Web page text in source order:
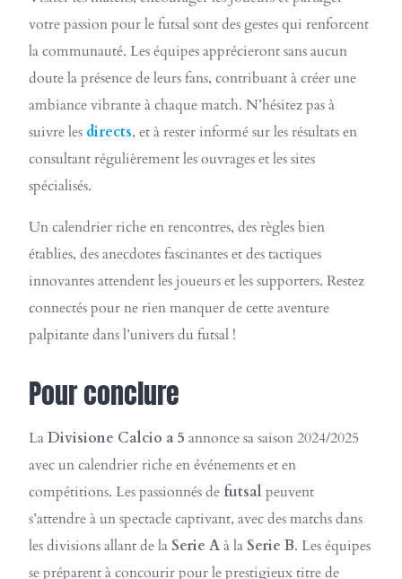
votre passion pour le futsal sont des gestes qui renforcent
la communauté. Les équipes apprécieront sans aucun
doute la présence de leurs fans, contribuant à créer une
ambiance vibrante à chaque match. N’hésitez pas à
suivre les directs, et à rester informé sur les résultats en
consultant régulièrement les ouvrages et les sites
spécialisés.
Un calendrier riche en rencontres, des règles bien
établies, des anecdotes fascinantes et des tactiques
innovantes attendent les joueurs et les supporters. Restez
connectés pour ne rien manquer de cette aventure
palpitante dans l’univers du futsal !
Pour conclure
LaDivisione Calcio a 5 annonce sa saison 2024/2025
avec un calendrier riche en événements et en
compétitions. Les passionnés de futsal peuvent
s’attendre à un spectacle captivant, avec des matchs dans
les divisions allant de la Serie Aà la Serie B. Les équipes
se préparent à concourir pour le prestigieux titre de